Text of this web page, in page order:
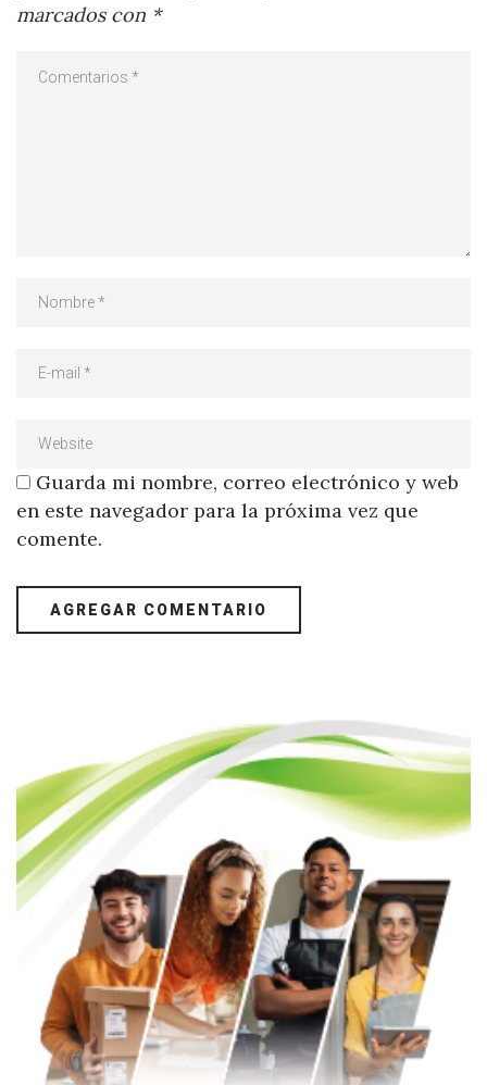
marcados con *
Guarda mi nombre, correo electrónico y web
en este navegador para la próxima vez que
comente.